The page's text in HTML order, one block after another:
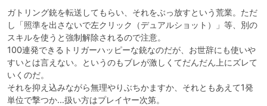
ガトリング銃を転送してもらい、それをぶっ放すという荒業。ただ
し「照準を出さないで左クリック（デュアルショット）」等、別の
スキルを使うと強制解除されるので注意。
100連発できるトリガーハッピーな銃なのだが、お世辞にも使いや
すいとは言えない。というのもブレが激しくてだんだん上にズレて
いくのだ。
それを抑え込みながら無理やりぶちかますか、それともあえて1発
単位で撃つか…扱い方はプレイヤー次第。